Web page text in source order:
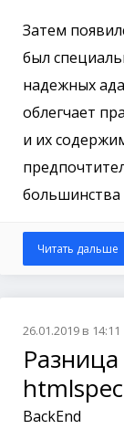
Затем
был
надежных
облегчает
и их
большинства
Читать дальше
26.01.2019 в 14:11
BackEnd